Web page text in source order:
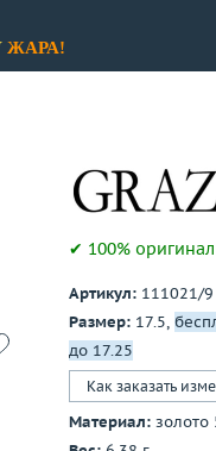
ЖАРА!
✔ 100% оригинал
Артикул: 111021/9
Размер: 17.5,
до 17.25
Как заказать
Материал: золото